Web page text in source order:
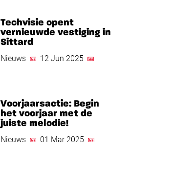
Techvisie opent
vernieuwde vestiging in
Sittard
Nieuws 12 Jun 2025
Voorjaarsactie: Begin
het voorjaar met de
juiste melodie!
Nieuws 01 Mar 2025